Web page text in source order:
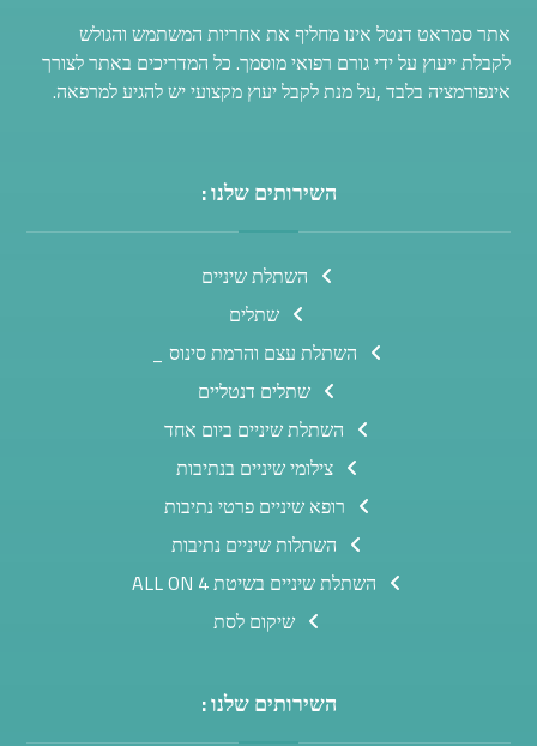
אתר סמראט דנטל אינו מחליף את אחריות המשתמש והגולש
לקבלת ייעוץ על ידי גורם רפואי מוסמך. כל המדריכים באתר לצורך
אינפורמציה בלבד ,על מנת לקבל יעוץ מקצועי יש להגיע למרפאה.
השירותים שלנו :
השתלת שיניים
שתלים
השתלת עצם והרמת סינוס _
שתלים דנטליים
השתלת שיניים ביום אחד
צילומי שיניים בנתיבות
רופא שיניים פרטי נתיבות
השתלות שיניים נתיבות
השתלת שיניים בשיטת ALL ON 4
שיקום לסת
השירותים שלנו :